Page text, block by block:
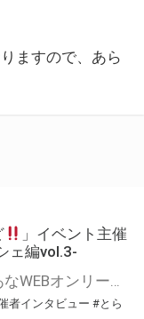
ますので、あら
」イベント主催
ェ編vol.3-
こんにちは、とらのあなWEBオンリー運営スタッフです。 新たにお届けする、イベント主催者インタビュー-マルシェ編-は、 とらのあなWEBオンリー「マルシェ」をご利用した主催様に 「マルシェ」を使って開催した感想や心がけをお聞きする企画です。 今回は、WEBオンリー初開催「つるみかるぱれーど
者インタビュー #とら